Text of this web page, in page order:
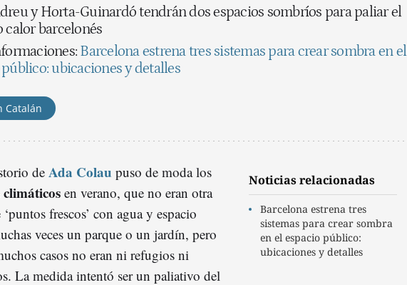
y Horta-Guinardó tendrán dos espacios sombríos para paliar el
calor barcelonés
Barcelona estrena tres sistemas para crear sombra en el
ubicaciones y detalles
Catalán
Noticias relacionadas
Barcelona estrena tres
sistemas para crear sombra
en el espacio público:
ubicaciones y detalles
deAda Colau puso de moda los
en verano, que no eran otra
frescos’ con agua y espacio
veces un parque o un jardín, pero
casos no eran ni refugios ni
La medida intentó ser un paliativo del